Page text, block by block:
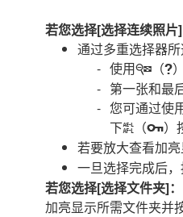
若您选择[选择连续照片]
通过多重选择器
使用W （Q
第一张和最
您可通过使
下A （g）
若要放大查看加
一旦选择完成后
若您选择[选择文件夹]：
加亮显示所需文件夹并